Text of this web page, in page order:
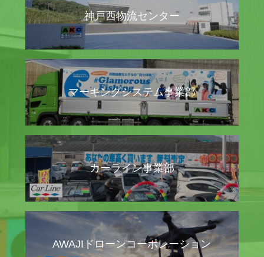
神戸西物流センター
マーキングシステム事業部
カーライン事業部
AWAJIドローンコーポレーション